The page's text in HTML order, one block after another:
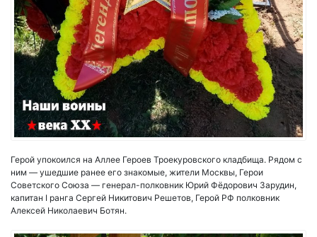
Герой упокоился на Аллее Героев Троекуровского кладбища. Рядом с
ним — ушедшие ранее его знакомые, жители Москвы, Герои
Советского Союза — генерал-полковник Юрий Фёдорович Зарудин,
капитан I ранга Сергей Никитович Решетов, Герой РФ полковник
Алексей Николаевич Ботян.